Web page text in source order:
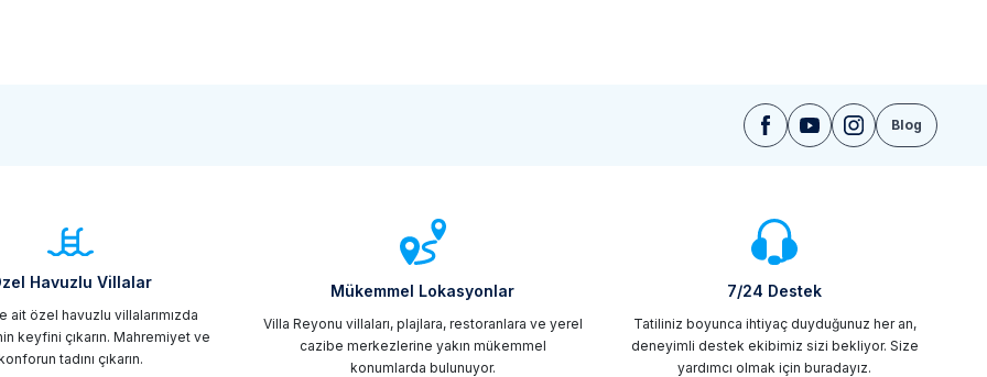
Blog
Havuzlu Villalar
ait özel havuzlu villalarımızda
keyfini çıkarın. Mahremiyet ve
tadını çıkarın.
Mükemmel Lokasyonlar
Villa Reyonu villaları, plajlara, restoranlara ve yerel
cazibe merkezlerine yakın mükemmel
konumlarda bulunuyor.
7/24 Destek
Tatiliniz boyunca ihtiyaç duyduğunuz her an,
deneyimli destek ekibimiz sizi bekliyor. Size
yardımcı olmak için buradayız.